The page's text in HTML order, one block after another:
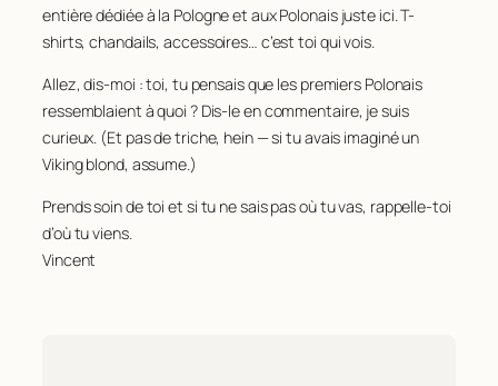
entière dédiée à la Pologne et aux Polonais juste ici. T-
shirts, chandails, accessoires… c’est toi qui vois.
Allez, dis-moi : toi, tu pensais que les premiers Polonais
ressemblaient à quoi ? Dis-le en commentaire, je suis
curieux. (Et pas de triche, hein — si tu avais imaginé un
Viking blond, assume.)
Prends soin de toi et si tu ne sais pas où tu vas, rappelle-toi
d’où tu viens.
Vincent